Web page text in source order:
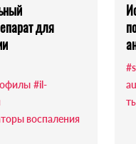
для
#il-
воспаления